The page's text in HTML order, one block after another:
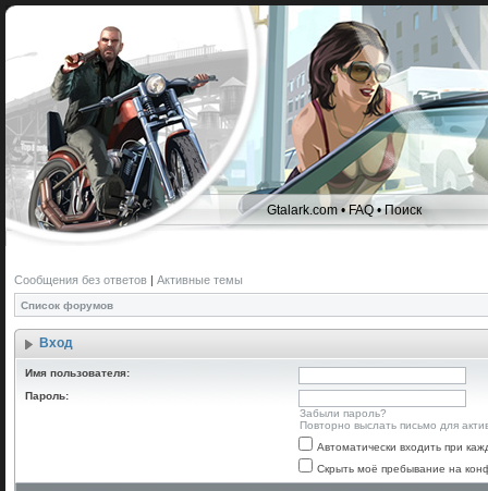
Gtalark.com •FAQ•Поиск
Сообщения без ответов | Активные темы
Список форумов
Вход
Имя пользователя:
Пароль:
Забыли пароль?
Повторно выслать письмо для
Автоматически входить при
Скрыть моё пребывание на